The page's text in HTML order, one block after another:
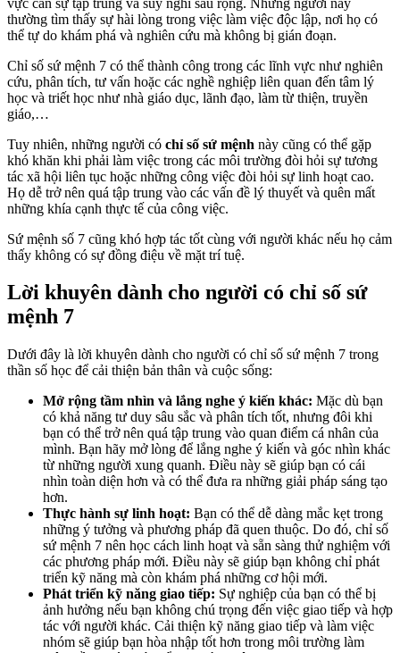
thường tìm thấy sự hài lòng trong việc làm việc độc lập, nơi họ có
thể tự do khám phá và nghiên cứu mà không bị gián đoạn.
Chỉ số sứ mệnh 7 có thể thành công trong các lĩnh vực như nghiên
cứu, phân tích, tư vấn hoặc các nghề nghiệp liên quan đến tâm lý
học và triết học như nhà giáo dục, lãnh đạo, làm từ thiện, truyền
giáo,…
Tuy nhiên, những người có chỉ số sứ mệnh này cũng có thể gặp
khó khăn khi phải làm việc trong các môi trường đòi hỏi sự tương
tác xã hội liên tục hoặc những công việc đòi hỏi sự linh hoạt cao.
Họ dễ trở nên quá tập trung vào các vấn đề lý thuyết và quên mất
những khía cạnh thực tế của công việc.
Sứ mệnh số 7 cũng khó hợp tác tốt cùng với người khác nếu họ cảm
thấy không có sự đồng điệu về mặt trí tuệ.
Lời khuyên dành cho người có chỉ số sứ
mệnh 7
Dưới đây là lời khuyên dành cho người có chỉ số sứ mệnh 7 trong
thần số học để cải thiện bản thân và cuộc sống:
Mở rộng tầm nhìn và lắng nghe ý kiến khác: Mặc dù bạn
có khả năng tư duy sâu sắc và phân tích tốt, nhưng đôi khi
bạn có thể trở nên quá tập trung vào quan điểm cá nhân của
mình. Bạn hãy mở lòng để lắng nghe ý kiến và góc nhìn khác
từ những người xung quanh. Điều này sẽ giúp bạn có cái
nhìn toàn diện hơn và có thể đưa ra những giải pháp sáng tạo
hơn.
Thực hành sự linh hoạt: Bạn có thể dễ dàng mắc kẹt trong
những ý tưởng và phương pháp đã quen thuộc. Do đó, chỉ số
sứ mệnh 7 nên học cách linh hoạt và sẵn sàng thử nghiệm với
các phương pháp mới. Điều này sẽ giúp bạn không chỉ phát
triển kỹ năng mà còn khám phá những cơ hội mới.
Phát triển kỹ năng giao tiếp: Sự nghiệp của bạn có thể bị
ảnh hưởng nếu bạn không chú trọng đến việc giao tiếp và hợp
tác với người khác. Cải thiện kỹ năng giao tiếp và làm việc
nhóm sẽ giúp bạn hòa nhập tốt hơn trong môi trường làm